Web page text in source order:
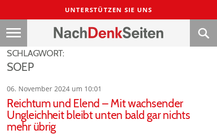
UNTERSTÜTZEN SIE UNS
SCHLAGWORT:
SOEP
06. November 2024 um 10:01
Reichtum und Elend – Mit wachsender
Ungleichheit bleibt unten bald gar nichts
mehr übrig